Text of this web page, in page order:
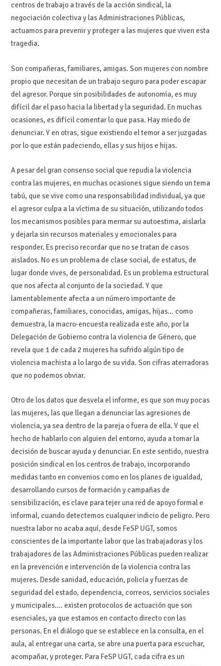
centros de trabajo a través de la acción sindical, la
negociación colectiva y las Administraciones Públicas,
actuamos para prevenir y proteger a las mujeres que viven esta
tragedia.
Son compañeras, familiares, amigas. Son mujeres con nombre
propio que necesitan de un trabajo seguro para poder escapar
del agresor. Porque sin posibilidades de autonomía, es muy
difícil dar el paso hacia la libertad y la seguridad. En muchas
ocasiones, es difícil comentar lo que pasa. Hay miedo de
denunciar. Y en otras, sigue existiendo el temor a ser juzgadas
por lo que están padeciendo, ellas y sus hijos e hijas.
A pesar del gran consenso social que repudia la violencia
contra las mujeres, en muchas ocasiones sigue siendo un tema
tabú, que se vive como una responsabilidad individual, ya que
el agresor culpa a la víctima de su situación, utilizando todos
los mecanismos posibles para mermar su autoestima, aislarla
y dejarla sin recursos materiales y emocionales para
responder. Es preciso recordar que no se tratan de casos
aislados. No es un problema de clase social, de estatus, de
lugar donde vives, de personalidad. Es un problema estructural
que nos afecta al conjunto de la sociedad. Y que
lamentablemente afecta a un número importante de
compañeras, familiares, conocidas, amigas, hijas… como
demuestra, la macro-encuesta realizada este año, por la
Delegación de Gobierno contra la violencia de Género, que
revela que 1 de cada 2 mujeres ha sufrido algún tipo de
violencia machista a lo largo de su vida. Son cifras aterradoras
que no podemos obviar.
Otro de los datos que desvela el informe, es que son muy pocas
las mujeres, las que llegan a denunciar las agresiones de
violencia, ya sea dentro de la pareja o fuera de ella. Y que el
hecho de hablarlo con alguien del entorno, ayuda a tomar la
decisión de buscar ayuda y denunciar. En este sentido, nuestra
posición sindical en los centros de trabajo, incorporando
medidas tanto en convenios como en los planes de igualdad,
desarrollando cursos de formación y campañas de
sensibilización, es clave para tejer una red de apoyo formal e
informal, cuando detectemos cualquier indicio de peligro. Pero
nuestra labor no acaba aquí, desde FeSP UGT, somos
conscientes de la importante labor que las trabajadoras y los
trabajadores de las Administraciones Públicas pueden realizar
en la prevención e intervención de la violencia contra las
mujeres. Desde sanidad, educación, policía y fuerzas de
seguridad del estado, dependencia, correos, servicios sociales
y municipales…. existen protocolos de actuación que son
esenciales, ya que estamos en contacto directo con las
personas. En el diálogo que se establece en la consulta, en el
aula, al entregar una carta, se abre una puerta para escuchar,
acompañar, y proteger. Para FeSP UGT, cada cifra es un